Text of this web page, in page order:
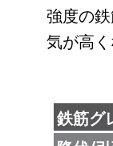
強度の
気が高く
鉄筋グ